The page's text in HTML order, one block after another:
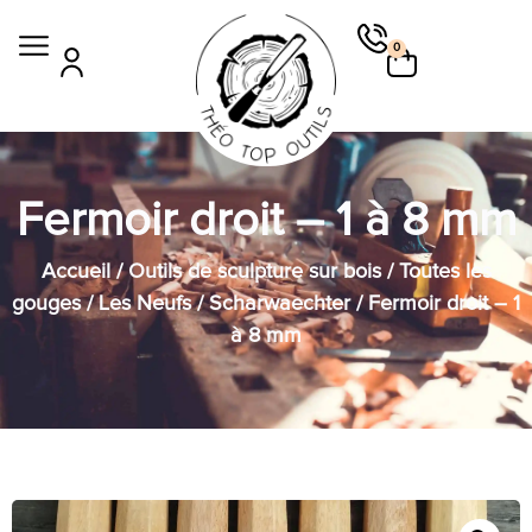
0
Fermoir droit – 1 à 8 mm
Accueil/Outils de sculpture sur bois/ Toutes les
gouges/Les Neufs / Scharwaechter/ Fermoir droit – 1
à 8 mm